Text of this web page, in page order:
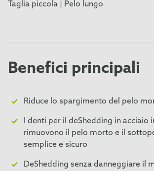
Taglia piccola | Pelo lungo
Benefici principali
Riduce lo spargimento del pelo
I denti per il deShedding in acciaio
rimuovono il pelo morto e il
semplice e sicuro
DeShedding senza danneggiare il